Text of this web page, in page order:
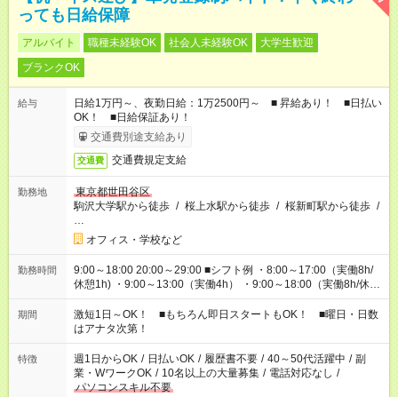
っても日給保障
アルバイト 職種未経験OK 社会人未経験OK
大学生歓迎
ブランクOK
給与
日給1万円～、夜勤日給：1万2500円～ ■ 昇給あり！ ■日払い
OK！ ■日給保証あり！
交通費別途支給あり
交通費 交通費規定支給
勤務地
東京都世田谷区
駒沢大学駅から徒歩 / 桜上水駅から徒歩 / 桜新町駅から徒歩 /
…
オフィス・学校など
勤務時間
9:00～18:00 20:00～29:00 ■シフト例 ・8:00～17:00（実働8h/
休憩1h) ・9:00～13:00（実働4h） ・9:00～18:00（実働8h/休憩
1h) ・13:00～17:00（実働4h) ・21:00～翌5:00（実働7h/休憩
1h) など 作業時間は4h～8hで現場により変動あり！ 早く終わ
っても日給保証！ シフトはお気軽にご相談ください♪
期間
激短1日～OK！ ■もちろん即日スタートもOK！ ■曜日・日数
はアナタ次第！
特徴 週1日からOK / 日払いOK / 履歴書不要 / 40～50代活躍中 / 副
業・WワークOK / 10名以上の大量募集 / 電話対応なし /
パソコンスキル不要